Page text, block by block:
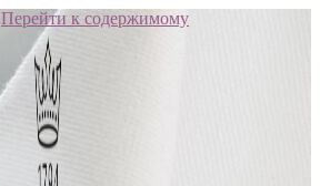
Перейти к содержимому